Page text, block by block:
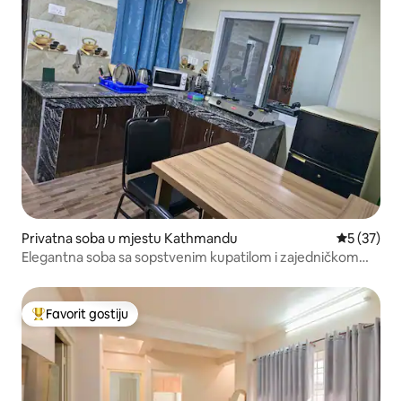
Privatna soba u mjestu Kathmandu prosječna
5 (37)
Elegantna soba sa sopstvenim kupatilom i zajedničkom
Glavni favorit gostiju
Favorit gostiju